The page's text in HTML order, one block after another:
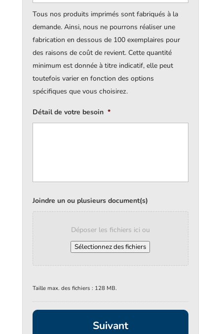
Tous nos produits imprimés sont fabriqués à la
demande. Ainsi, nous ne pourrons réaliser une
fabrication en dessous de 100 exemplaires pour
des raisons de coût de revient. Cette quantité
minimum est donnée à titre indicatif, elle peut
toutefois varier en fonction des options
spécifiques que vous choisirez.
Détail de votre besoin *
Joindre un ou plusieurs document(s)
Déposer les fichiers ici ou
Sélectionnez des fichiers
Taille max. des fichiers : 128 MB.